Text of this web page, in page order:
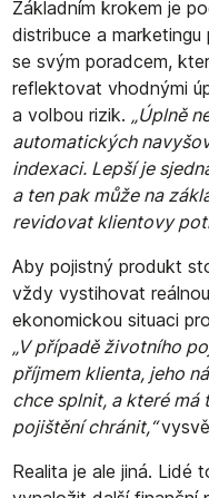
Základním krokem je
distribuce a marketingu
se svým poradcem,
reflektovat vhodnými
a volbou rizik. „Úplně
automatických
indexaci. Lepší je
a ten pak může na
revidovat klientovy
Aby pojistný produkt
vždy vystihovat
ekonomickou situaci
„V případě životního
příjmem klienta, jeho
chce splnit, a které
pojištění chránit,“
Realita je ale jiná. Lidé